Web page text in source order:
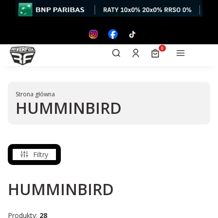
Otwórz wyszukiwarkę
Szukaj Zaloguj sięProdukty w
Koszyk Menu
Strona główna
HUMMINBIRD
Filtry
HUMMINBIRD
Produkty: 28